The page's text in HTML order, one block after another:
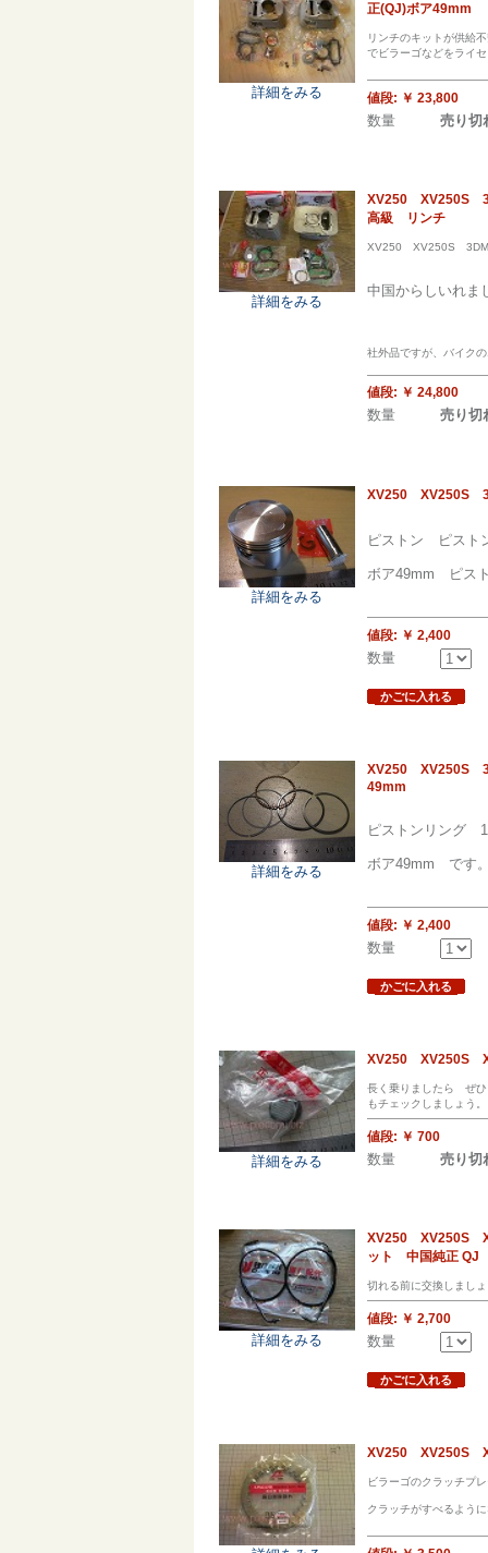
詳細をみる
正(QJ)ボア49mm
リンチのキットが供給
でビラーゴなどをライ
値段: ￥ 23,800
数量 売り切
詳細をみる
XV250 XV250S
高級 リンチ
XV250 XV250S
中国からしいれま
社外品ですが、バイク
値段: ￥ 24,800
数量 売り切
詳細をみる
XV250 XV250S
ピストン ピスト
ボア49mm ピス
値段: ￥ 2,400
数量
かごに入れる
詳細をみる
XV250 XV250S
49mm
ピストンリング
ボア49mm です
値段: ￥ 2,400
数量
かごに入れる
詳細をみる
XV250 XV250S
長く乗りましたら ぜひ
もチェックしましょう。
値段: ￥ 700
数量 売り切
詳細をみる
XV250 XV250S
ット 中国純正 QJ
切れる前に交換しまし
値段: ￥ 2,700
数量
かごに入れる
XV250 XV250S
ビラーゴのクラッチプ
クラッチがすべるよう